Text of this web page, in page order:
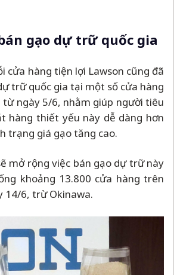
gạo dự trữ quốc gia
cửa hàng tiện lợi Lawson cũng đã
trữ quốc gia tại một số cửa hàng
từ ngày 5/6, nhằm giúp người tiêu
hàng thiết yếu này dễ dàng hơn
trạng giá gạo tăng cao.
mở rộng việc bán gạo dự trữ này
khoảng 13.800 cửa hàng trên
14/6, trừ Okinawa.